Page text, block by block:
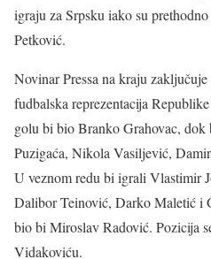
igraju za Srpsku iako su
Petković.
Novinar Pressa na kraju
fudbalska reprezentacija
golu bi bio Branko Grahovac,
Puzigaća, Nikola Vasiljević,
U veznom redu bi igrali Vlastimir
Dalibor Teinović, Darko Maletić i
bio bi Miroslav Radović. Pozicija
Vidakoviću.